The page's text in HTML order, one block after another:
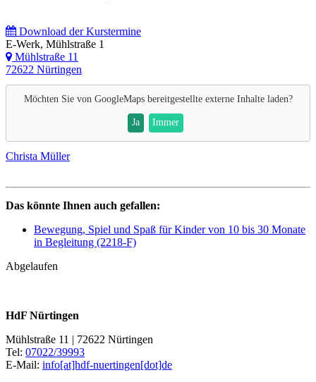
Download der Kurstermine
E-Werk, Mühlstraße 1
Mühlstraße 11
72622 Nürtingen
Möchten Sie von GoogleMapsbereitgestellte externe Inhalte laden?
Ja Immer
Christa Müller
Das könnte Ihnen auch gefallen:
Bewegung, Spiel und Spaß für Kinder von 10 bis 30 Monate
in Begleitung (2218-F)
Abgelaufen
HdF Nürtingen
Mühlstraße 11 | 72622 Nürtingen
Tel: 07022/39993
E-Mail: info[at]hdf-nuertingen[dot]de